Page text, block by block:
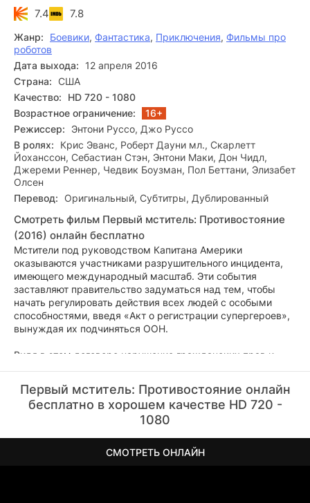
7.4 7.8
Жанр: Боевики, Фантастика, Приключения, Фильмы про
роботов
Дата выхода:
12 апреля 2016
Страна: США
Качество:
HD 720 - 1080
Возрастное ограничение:
16+
Режиссер:
Энтони Руссо, Джо Руссо
В ролях:
Крис Эванс, Роберт Дауни мл., Скарлетт
Йоханссон, Себастиан Стэн, Энтони Маки, Дон Чидл,
Джереми Реннер, Чедвик Боузман, Пол Беттани, Элизабет
Олсен
Перевод: Оригинальный, Субтитры, Дублированный
Смотреть фильм Первый мститель: Противостояние
(2016) онлайн бесплатно
Мстители под руководством Капитана Америки
оказываются участниками разрушительного инцидента,
имеющего международный масштаб. Эти события
заставляют правительство задуматься над тем, чтобы
начать регулировать действия всех людей с особыми
способностями, введя «Акт о регистрации супергероев»,
вынуждая их подчиняться ООН.
Видя в этом договоре нарушение гражданских прав и
героев, поддерживающих его мнение. В свою очередь,
Тони Старк видит смысл в новом договоре и становится
во главе героев, поддерживающих его. Всё это приводит к
сторонами. Сражаясь друг с другом, Старк и Роджерс не
знают о том, что таинственный Барон Земо уже строит
Первый мститель: Противостояние онлайн
бесплатно в хорошем качестве HD 720 -
1080
СМОТРЕТЬ ОНЛАЙН